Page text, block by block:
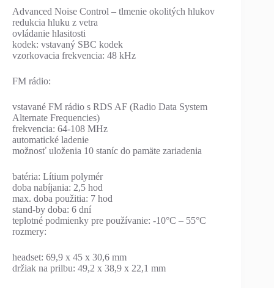
Advanced Noise Control – tlmenie okolitých hlukov
redukcia hluku z vetra
ovládanie hlasitosti
kodek: vstavaný SBC kodek
vzorkovacia frekvencia: 48 kHz
FM rádio:
vstavané FM rádio s RDS AF (Radio Data System
Alternate Frequencies)
frekvencia: 64-108 MHz
automatické ladenie
možnosť uloženia 10 staníc do pamäte zariadenia
batéria: Lítium polymér
doba nabíjania: 2,5 hod
max. doba použitia: 7 hod
stand-by doba: 6 dní
teplotné podmienky pre používanie: -10°C – 55°C
rozmery:
headset: 69,9 x 45 x 30,6 mm
držiak na prilbu: 49,2 x 38,9 x 22,1 mm